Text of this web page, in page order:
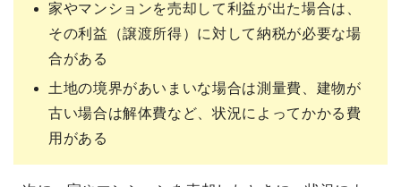
家やマンションを売却して利益が出た場合は、
その利益（譲渡所得）に対して納税が必要な場
合がある
土地の境界があいまいな場合は測量費、建物が
古い場合は解体費など、状況によってかかる費
用がある